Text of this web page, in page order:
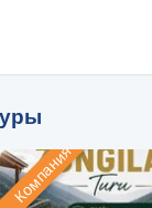
Компания